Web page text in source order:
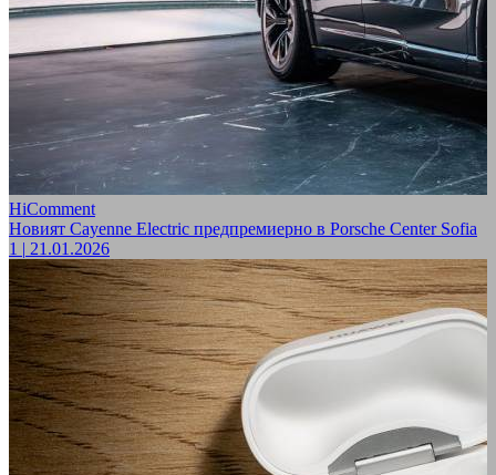
HiComment
Новият Cayenne Electric предпремиерно в Porsche Center Sofia
1 | 21.01.2026